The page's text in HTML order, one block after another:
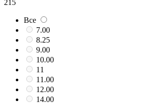
215
Все
7.00
8.25
9.00
10.00
11
11.00
12.00
14.00